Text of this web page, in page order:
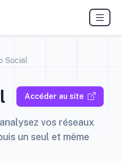
Social
Accéder au site
vos réseaux
un seul et même